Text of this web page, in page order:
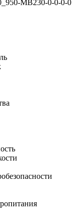
MB230-0-0-0-0